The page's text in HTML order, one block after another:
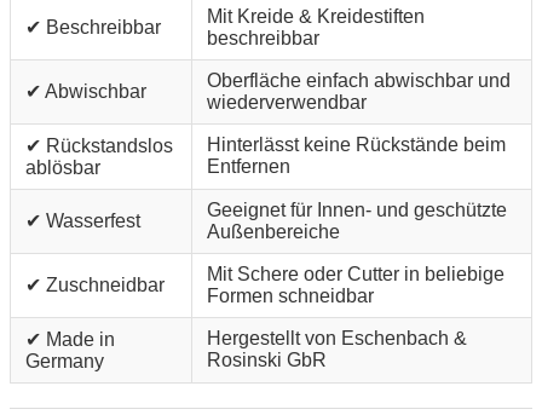
✔ Beschreibbar
Mit Kreide & Kreidestiften
beschreibbar
✔ Abwischbar
Oberfläche einfach abwischbar und
wiederverwendbar
✔ Rückstandslos
ablösbar
Hinterlässt keine Rückstände beim
Entfernen
✔ Wasserfest
Geeignet für Innen- und geschützte
Außenbereiche
✔ Zuschneidbar
Mit Schere oder Cutter in beliebige
Formen schneidbar
✔ Made in
Germany
Hergestellt von Eschenbach &
Rosinski GbR